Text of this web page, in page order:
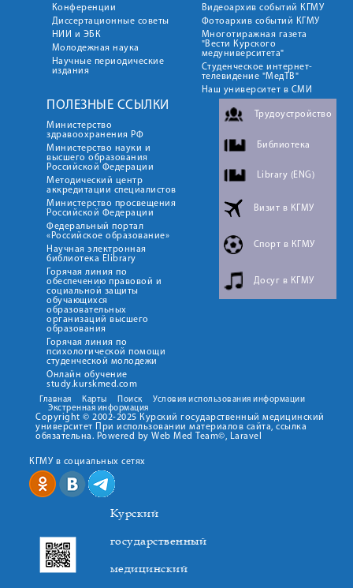
Конференции
Диссертационные советы
НИИ и ЭБК
Молодежная наука
Научные периодические
издания
Видеоархив событий КГМУ
Фотоархив событий КГМУ
Многотиражная газета
"Вести Курского
медуниверситета"
Студенческое интернет-
телевидение "МедТВ"
Наш университет в СМИ
ПОЛЕЗНЫЕ ССЫЛКИ
Министерство
здравоохранения РФ
Министерство науки и
высшего образования
Российской Федерации
Методический центр
аккредитации специалистов
Министерство просвещения
Российской Федерации
Федеральный портал
«Российское образование»
Научная электронная
библиотека Elibrary
Горячая линия по
обеспечению правовой и
социальной защиты
обучающихся
образовательных
организаций высшего
образования
Горячая линия по
психологической помощи
студенческой молодежи
Онлайн обучение
study.kurskmed.com
Трудоустройство
Библиотека
Library (ENG)
Визит в КГМУ
Спорт в КГМУ
Досуг в КГМУ
Главная Карты Поиск
Условия использования информации
Экстренная информация
Copyright © 2002-2025 Курский государственный медицинский
университет При использовании материалов сайта, ссылка
обязательна. Powered by Web Med Team©, Laravel
КГМУ в социальных сетях
Курский
государственный
медицинский